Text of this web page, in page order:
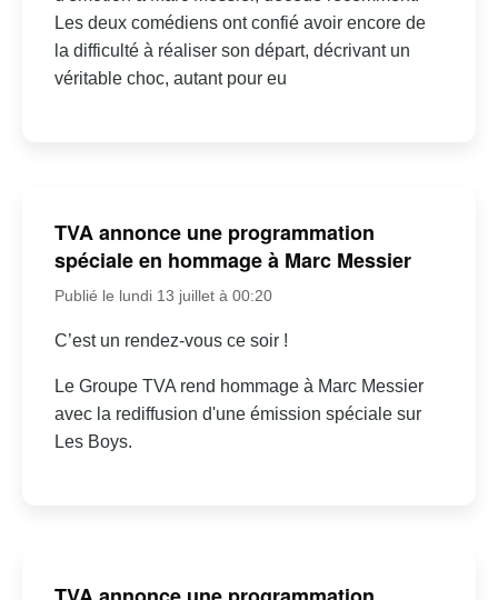
Les deux comédiens ont confié avoir encore de
la difficulté à réaliser son départ, décrivant un
véritable choc, autant pour eu
TVA annonce une programmation
spéciale en hommage à Marc Messier
Publié le lundi 13 juillet à 00:20
C’est un rendez-vous ce soir !
Le Groupe TVA rend hommage à Marc Messier
avec la rediffusion d'une émission spéciale sur
Les Boys.